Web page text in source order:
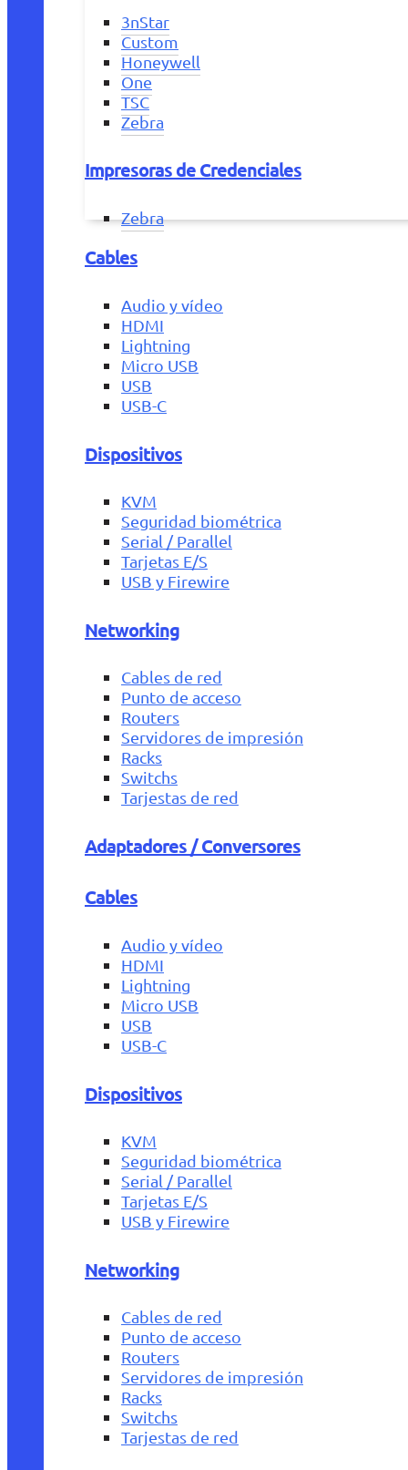
3nStar
Custom
Honeywell
One
TSC
Zebra
Impresoras de Credenciales
Zebra
Cables
Audio y vídeo
HDMI
Lightning
Micro USB
USB
USB-C
Dispositivos
KVM
Seguridad biométrica
Serial / Parallel
Tarjetas E/S
USB y Firewire
Networking
Cables de red
Punto de acceso
Routers
Servidores de impresión
Racks
Switchs
Tarjestas de red
Adaptadores / Conversores
Cables
Audio y vídeo
HDMI
Lightning
Micro USB
USB
USB-C
Dispositivos
KVM
Seguridad biométrica
Serial / Parallel
Tarjetas E/S
USB y Firewire
Networking
Cables de red
Punto de acceso
Routers
Servidores de impresión
Racks
Switchs
Tarjestas de red